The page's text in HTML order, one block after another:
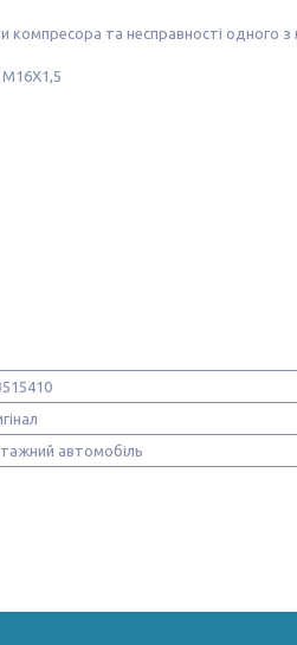
компресора та несправності одного з
М16Х1,5
автомобіль